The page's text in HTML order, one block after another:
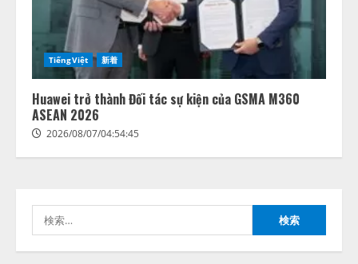
TiếngViệt 新着
Huawei trở thành Đối tác sự kiện của GSMA M360
ASEAN 2026
2026/08/07/04:54:45
索:
藤原竜也がAIで組織の改善点を見
抜く！ SKYSEA Client View 新テ
レビCM公開！ 新オプション！ AI
が組織の業務実態を分析し労務改
善を支援。 藤原竜也メイキング
動画公開 「もしAIが自分を分析し
ある」「昨年の夏はカブトムシを
アシストAIテラス、ガバナンス機
供開始